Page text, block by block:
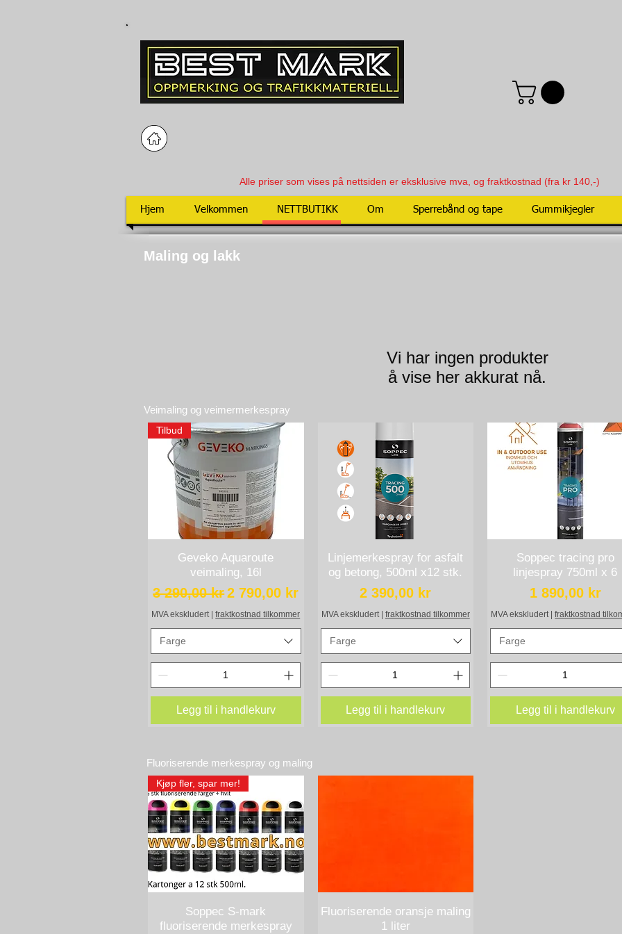
Alle priser som vises på nettsiden er eksklusive mva, og fraktkostnad (fra kr 140,-)
Hjem Velkommen NETTBUTIKK Om Sperrebånd og tape Gummikjegler
Maling og lakk
Vi har ingen produkter
å vise her akkurat nå.
Veimaling og veimermerkespray
Hurtigvisning
Tilbud
Geveko Aquaroute
veimaling, 16l
Vanlig pris
3 290,00 kr Salgspris
2 790,00 kr
MVA ekskludert|fraktkostnad tilkommer
Farge
Legg til i handlekurv
Hurtigvisning
Linjemerkespray for asfalt
og betong, 500ml x12 stk.
Pris
2 390,00 kr
MVA ekskludert| fraktkostnad tilkommer
Farge
Legg til i handlekurv
Hurtigvisning
Soppec tracing pro
linjespray 750ml x 6
Pris
1 890,00 kr
MVA ekskludert|fraktkostnad
Farge
Legg til i handlekurv
Fluoriserende merkespray og maling
Hurtigvisning
Kjøp fler, spar mer!
Soppec S-mark
fluoriserende merkespray
Hurtigvisning
Fluoriserende oransje maling
1 liter